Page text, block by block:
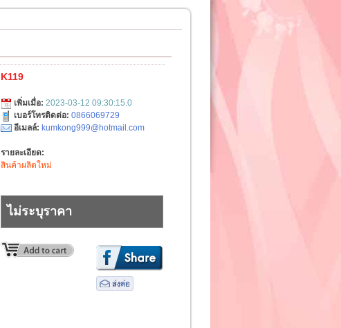
K119
เพิ่มเมื่อ: 2023-03-12 09:30:15.0
เบอร์โทรติดต่อ: 0866069729
อีเมลล์: kumkong999@hotmail.com
รายละเอียด:
สินค้าผลิตใหม่
ไม่ระบุราคา